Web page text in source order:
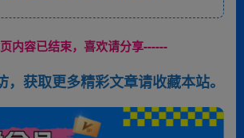
内容已结束，喜欢请分享------
，获取更多精彩文章请收藏本站。